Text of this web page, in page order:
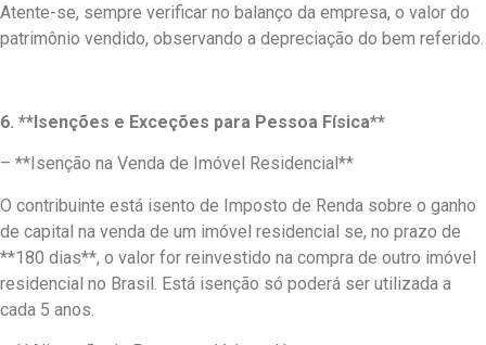
Atente-se, sempre verificar no balanço da empresa, o valor do
patrimônio vendido, observando a depreciação do bem referido.
6. **Isenções e Exceções para Pessoa Física**
– **Isenção na Venda de Imóvel Residencial**
O contribuinte está isento de Imposto de Renda sobre o ganho
de capital na venda de um imóvel residencial se, no prazo de
**180 dias**, o valor for reinvestido na compra de outro imóvel
residencial no Brasil. Está isenção só poderá ser utilizada a
cada 5 anos.